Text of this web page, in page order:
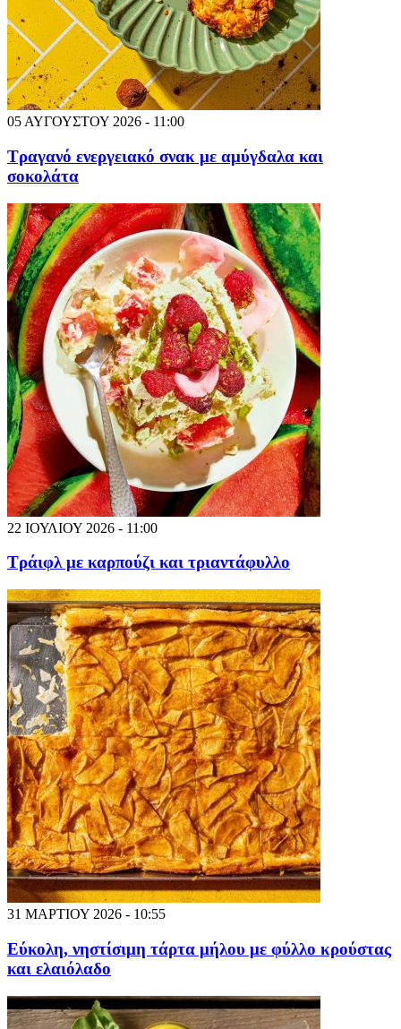
05 ΑΥΓΟΥΣΤΟΥ 2026 - 11:00
Τραγανό ενεργειακό σνακ με αμύγδαλα και
σοκολάτα
22 ΙΟΥΛΙΟΥ 2026 - 11:00
Τράιφλ με καρπούζι και τριαντάφυλλο
31 ΜΑΡΤΙΟΥ 2026 - 10:55
Εύκολη, νηστίσιμη τάρτα μήλου με φύλλο κρούστας
και ελαιόλαδο